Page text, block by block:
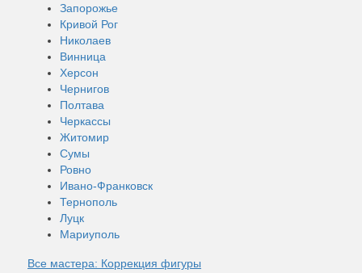
Запорожье
Кривой Рог
Николаев
Винница
Херсон
Чернигов
Полтава
Черкассы
Житомир
Сумы
Ровно
Ивано-Франковск
Тернополь
Луцк
Мариуполь
Все мастера: Коррекция фигуры